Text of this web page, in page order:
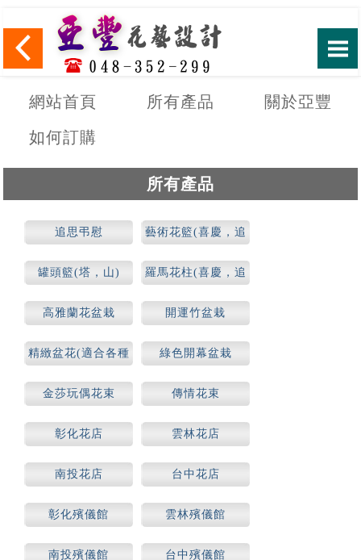
網站首頁 所有產品
關於亞豐
如何訂購
所有產品
追思弔慰
藝術花籃(喜慶，追
罐頭籃(塔，山)
羅馬花柱(喜慶，追
高雅蘭花盆栽
開運竹盆栽
精緻盆花(適合各種
綠色開幕盆栽
金莎玩偶花束 傳情花束
彰化花店 雲林花店
南投花店 台中花店
彰化殯儀館 雲林殯儀館
南投殯儀館 台中殯儀館